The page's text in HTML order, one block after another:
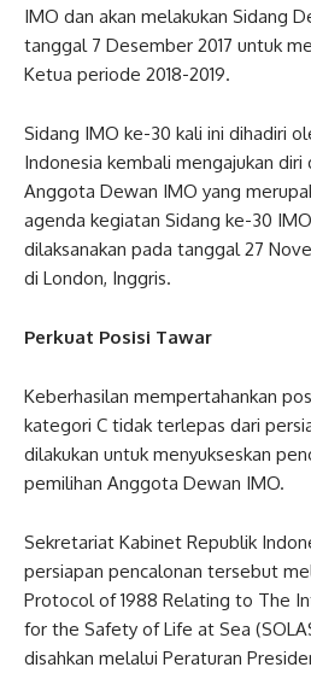
IMO dan akan melakukan Sidang
tanggal 7 Desember 2017 untuk
Ketua periode 2018-2019.
Sidang IMO ke-30 kali ini dihadiri
Indonesia kembali mengajukan diri
Anggota Dewan IMO yang
agenda kegiatan Sidang ke-30
dilaksanakan pada tanggal 27
di London, Inggris.
Perkuat Posisi Tawar
Keberhasilan mempertahankan
kategori C tidak terlepas dari
dilakukan untuk menyukseskan
pemilihan Anggota Dewan IMO.
Sekretariat Kabinet Republik
persiapan pencalonan tersebut
Protocol of 1988 Relating to The
for the Safety of Life at Sea
disahkan melalui Peraturan